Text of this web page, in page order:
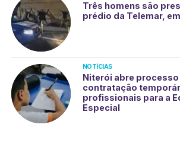
Três homens são
prédio da Telemar,
NOTÍCIAS
Niterói abre
contratação
profissionais para a
Especial